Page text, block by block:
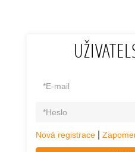
Nová registrace